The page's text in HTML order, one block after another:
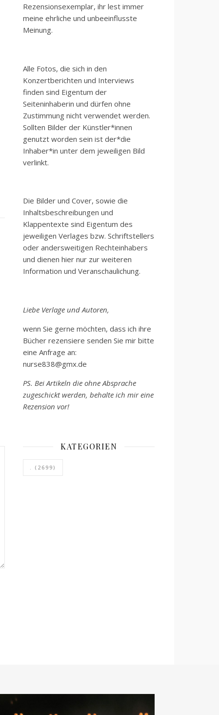
Rezensionsexemplar, ihr lest immer
meine ehrliche und unbeeinflusste
Meinung.
Alle Fotos, die sich in den
Konzertberichten und Interviews
finden sind Eigentum der
Seiteninhaberin und dürfen ohne
Zustimmung nicht verwendet werden.
Sollten Bilder der Künstler*innen
genutzt worden sein ist der*die
Inhaber*in unter dem jeweiligen Bild
verlinkt.
Die Bilder und Cover, sowie die
Inhaltsbeschreibungen und
Klappentexte sind Eigentum des
jeweiligen Verlages bzw. Schriftstellers
oder andersweitigen Rechteinhabers
und dienen hier nur zur weiteren
Information und Veranschaulichung.
Liebe Verlage und Autoren,
wenn Sie gerne möchten, dass ich ihre
Bücher rezensiere senden Sie mir bitte
eine Anfrage an:
nurse838@gmx.de
PS. Bei Artikeln die ohne Absprache
zugeschickt werden, behalte ich mir eine
Rezension vor!
KATEGORIEN
. (2699)